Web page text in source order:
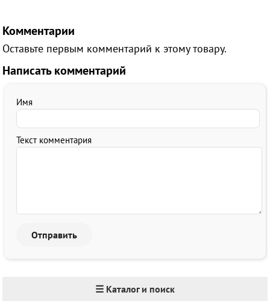
Комментарии
Оставьте первым комментарий к этому товару.
Написать комментарий
Имя
Текст комментария
☰ Каталог и поиск